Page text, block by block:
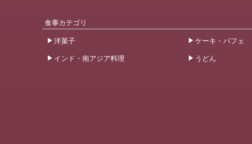
食事カテゴリ
洋菓子
ケーキ・パフェ
インド・南アジア料理
うどん